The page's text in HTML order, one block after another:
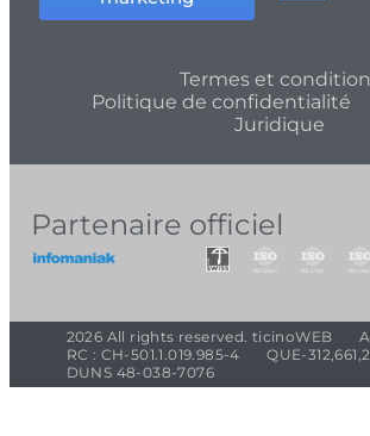
Termes et
Politique de confidentialité
Juridique
Partenaire officiel
2026 All rights reserved. ticinoWEB
RC : CH-501.1.019.985-4
QUE-
DUNS 48-038-7076